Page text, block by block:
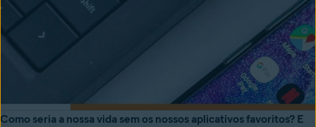
Como seria a nossa vida sem os nossos aplicativos favoritos? E